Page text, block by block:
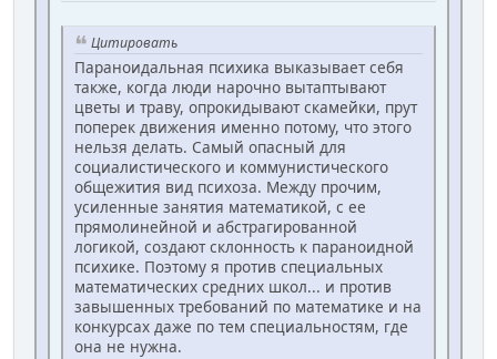
Цитировать
Параноидальная психика выказывает себя
также, когда люди нарочно вытаптывают
цветы и траву, опрокидывают скамейки, прут
поперек движения именно потому, что этого
нельзя делать. Самый опасный для
социалистического и коммунистического
общежития вид психоза. Между прочим,
усиленные занятия математикой, с ее
прямолинейной и абстрагированной
логикой, создают склонность к параноидной
психике. Поэтому я против специальных
математических средних школ... и против
завышенных требований по математике и на
конкурсах даже по тем специальностям, где
она не нужна.